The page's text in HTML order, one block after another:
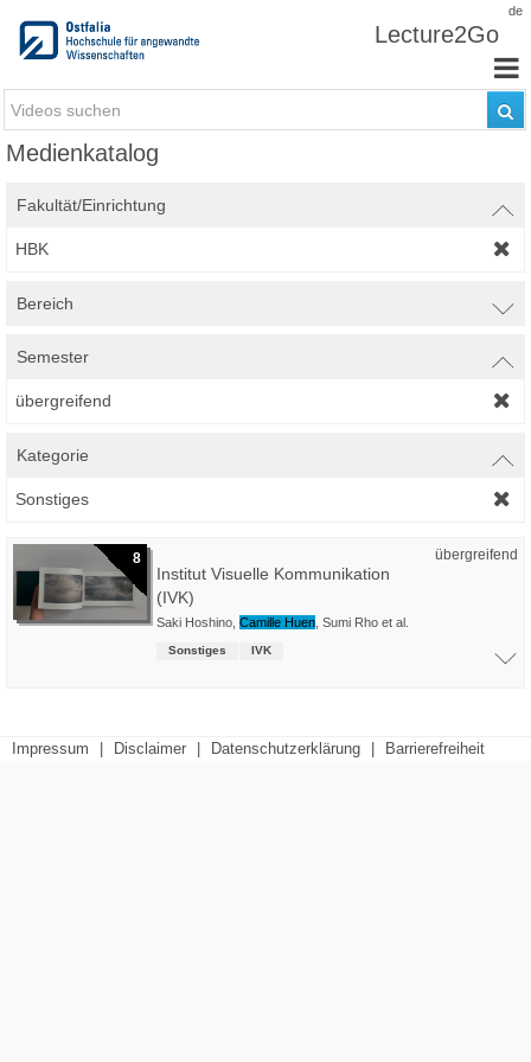
de
Lecture2Go
Medienkatalog
Fakultät/Einrichtung
HBK
Bereich
Semester
übergreifend
Kategorie
Sonstiges
8 übergreifend
Institut Visuelle Kommunikation
(IVK)
Saki Hoshino Camille Huen Sumi Rho et al.
Sonstiges IVK
Impressum Disclaimer Datenschutzerklärung Barrierefreiheit